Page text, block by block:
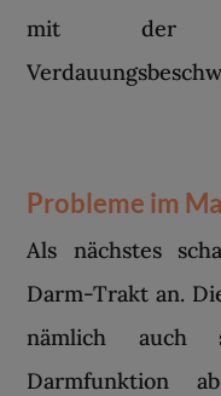
mit der
Probleme im
Als nächstes
Darm-Trakt an.
nämlich
Darmfunktion